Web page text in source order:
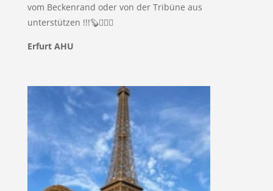
vom Beckenrand oder von der Tribüne aus
unterstützen !!!🦫🤽🏼‍♂️
Erfurt AHU